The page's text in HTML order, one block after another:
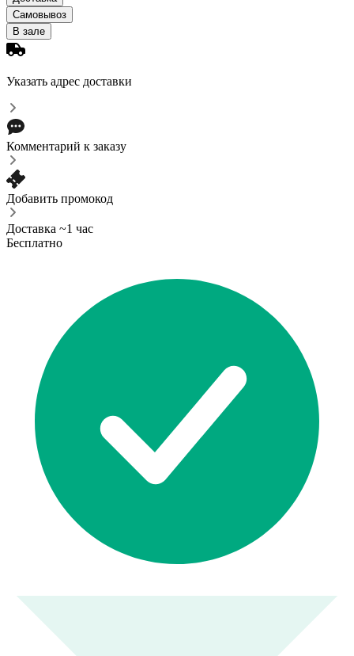
Самовывоз
В зале
Указать адрес доставки
Комментарий к заказу
Добавить промокод
Доставка ~1 час
Бесплатно